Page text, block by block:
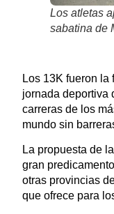
Los atletas
sabatina de
Los 13K fueron la
jornada deportiva
carreras de los
mundo sin
La propuesta de
gran
otras provincias
que ofrece para